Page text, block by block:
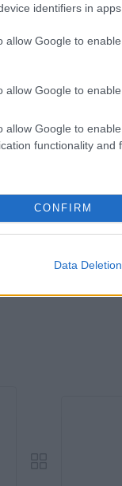
identifiers in apps.
allow Google to
allow Google to
allow Google to
functionality and
CONFIRM
Data Deletion
a
azonnali
cukorbetegség